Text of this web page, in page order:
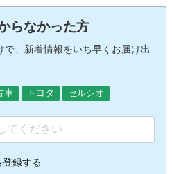
らなかった方
、新着情報をいち早くお届け出
車 トヨタ セルシオ
録する